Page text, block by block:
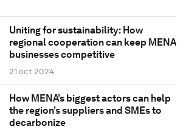
Uniting for sustainability: How
regional cooperation can keep MENA
businesses competitive
21 oct 2024
How MENA’s biggest actors can help
the region’s suppliers and SMEs to
decarbonize